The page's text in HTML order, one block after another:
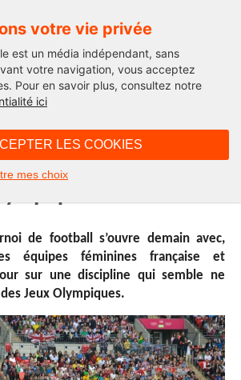
votre vie privée
est un média indépendant, sans
votre navigation, vous acceptez
Pour en savoir plus, consultez notre
ici
LES COOKIES
mes choix
il encore une
de football s’ouvre demain avec,
équipes féminines française et
sur une discipline qui semble ne
Jeux Olympiques.